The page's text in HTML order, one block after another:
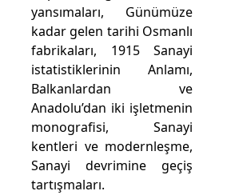
yansımaları, Günümüze
kadar gelen tarihi Osmanlı
fabrikaları, 1915 Sanayi
istatistiklerinin Anlamı,
Balkanlardan ve
Anadolu’dan iki işletmenin
monografisi, Sanayi
kentleri ve modernleşme,
Sanayi devrimine geçiş
tartışmaları.